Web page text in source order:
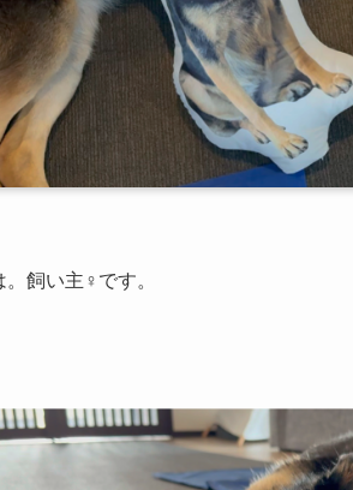
。飼い主♀です。